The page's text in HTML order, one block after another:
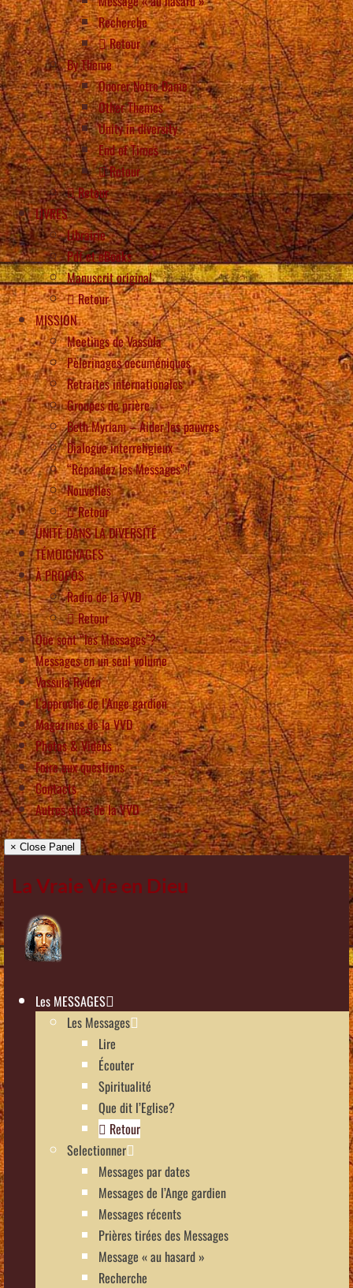
Recherche
Retour
By Theme
Onorer Notre Dame
Other Themes
Unity in diversity
End of Times
Retour
Retour
LIVRES
Librairie
Pdf et eBooks
Manuscrit original
Retour
MISSION
Meetings de Vassula
Pèlerinages oecuméniques
Retraites internationales
Groupes de prière
Beth Myriam – Aider les pauvres
Dialogue interreligieux
“Répandez les Messages” !
Nouvelles
Retour
UNITÉ DANS LA DIVERSITÉ
TÉMOIGNAGES
À PROPOS
Radio de la VVD
Retour
Que sont “les Messages”?
Messages en un seul volume
Vassula Rydén
L’approche de l’Ange gardien
Magazines de la VVD
Photos & Vidéos
Foire aux questions
Contacts
Autres sites de la VVD
× Close Panel
La Vraie Vie en Dieu
Les MESSAGES
Les Messages
Lire
Écouter
Spiritualité
Que dit l’Eglise?
Retour
Selectionner
Messages par dates
Messages de l’Ange gardien
Messages récents
Prières tirées des Messages
Message « au hasard »
Recherche